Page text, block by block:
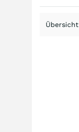
Übersicht